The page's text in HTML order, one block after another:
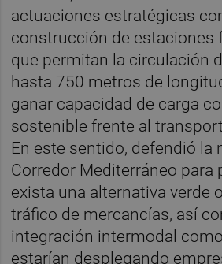
actuaciones estratégicas
construcción de estaciones
que permitan la circulación
hasta 750 metros de
ganar capacidad de carga
sostenible frente al
En este sentido, defendió la
Corredor Mediterráneo para
exista una alternativa verde
tráfico de mercancías, así
integración intermodal
estarían desplegando